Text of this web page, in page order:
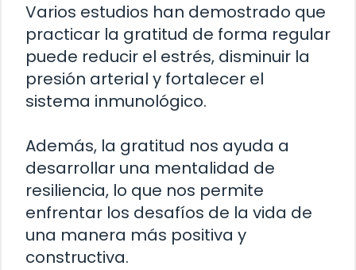
Varios estudios han demostrado que
practicar la gratitud de forma regular
puede reducir el estrés, disminuir la
presión arterial y fortalecer el
sistema inmunológico.
Además, la gratitud nos ayuda a
desarrollar una mentalidad de
resiliencia, lo que nos permite
enfrentar los desafíos de la vida de
una manera más positiva y
constructiva.